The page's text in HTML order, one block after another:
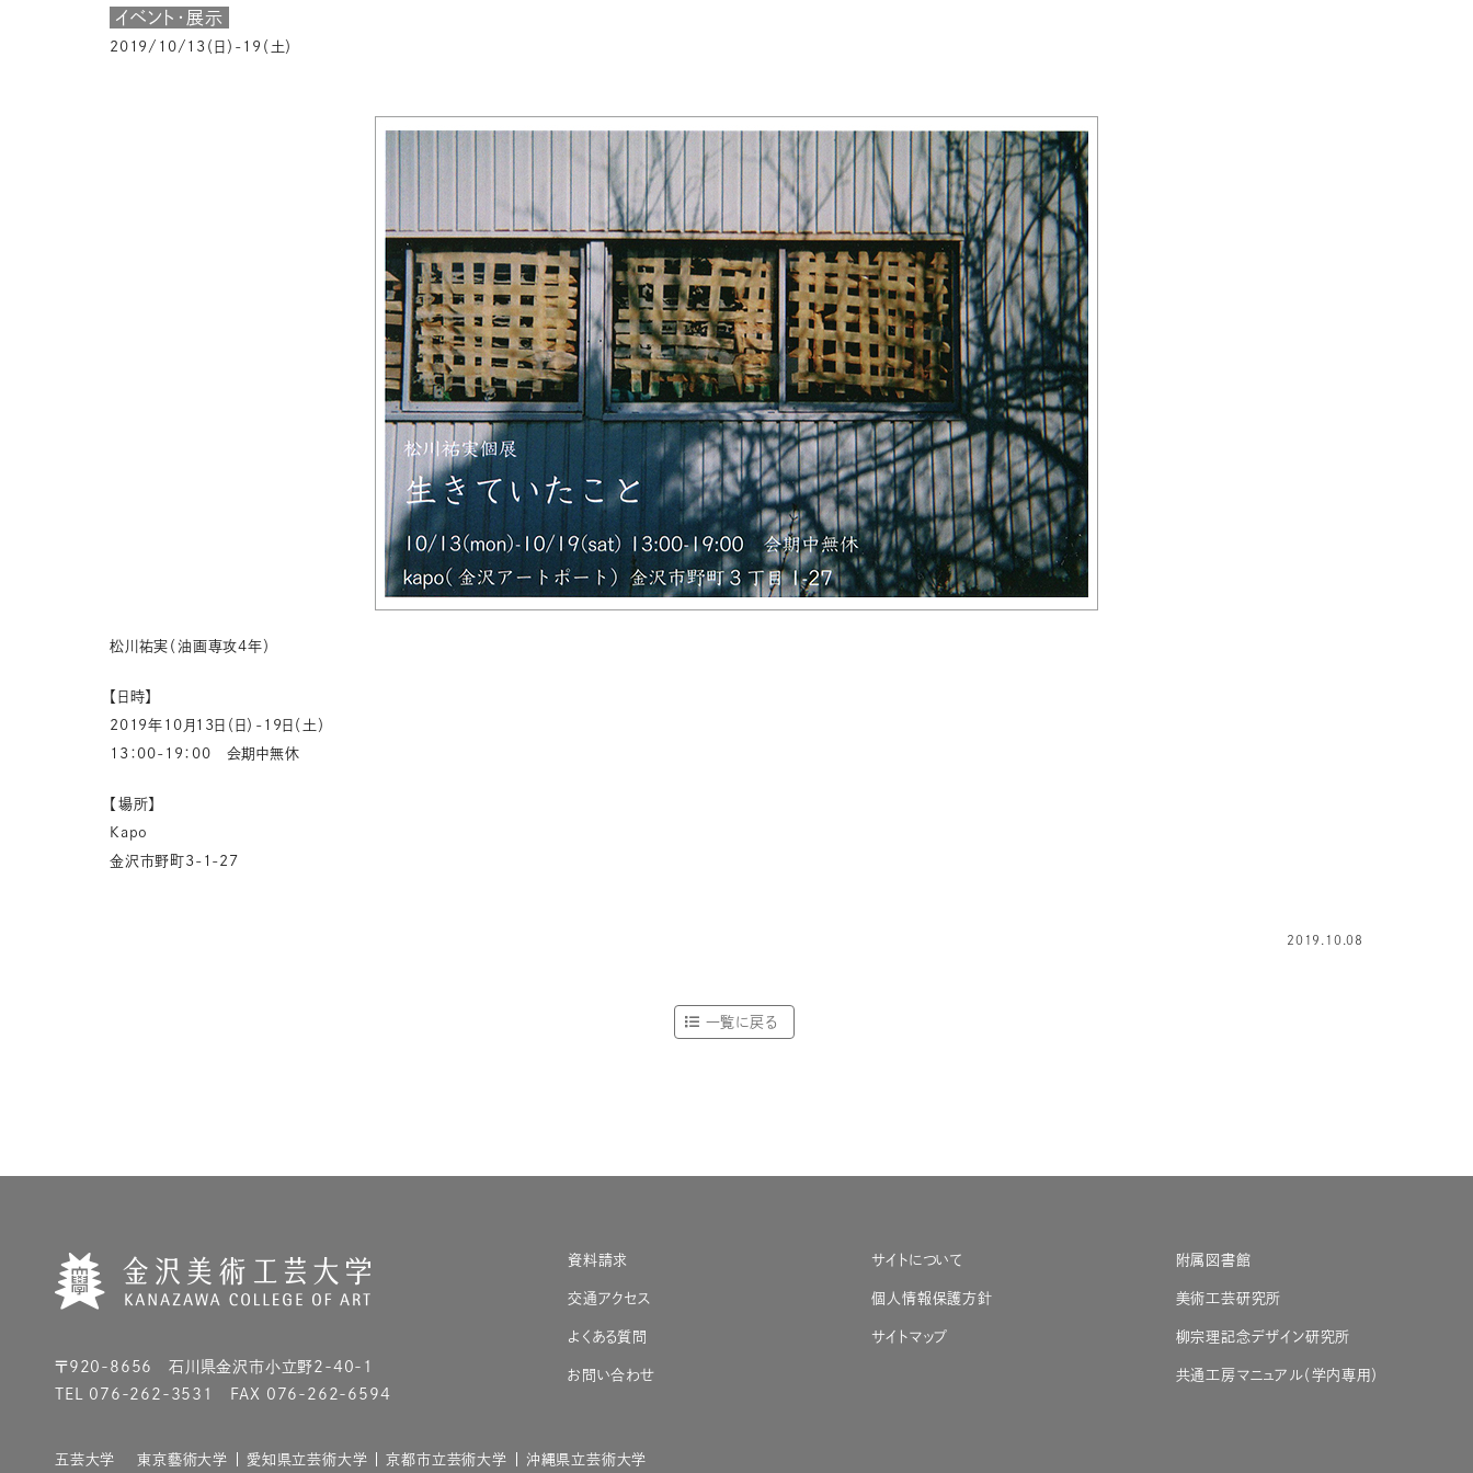
イベント・展示
2019/10/13（日）-19（土）
松川祐実（油画専攻4年）
【日時】
2019年10月13日（日）-19日（土）
13：00-19：00 会期中無休
【場所】
Kapo
金沢市野町3-1-27
2019.10.08
一覧に戻る
〒920-8656 石川県金沢市小立野2-40-1
TEL 076-262-3531 FAX 076-262-6594
資料請求
交通アクセス
よくある質問
お問い合わせ
サイトについて
個人情報保護方針
サイトマップ
附属図書館
美術工芸研究所
柳宗理記念デザイン研究所
共通工房マニュアル（学内専用）
五芸大学 東京藝術大学 愛知県立芸術大学 京都市立芸術大学 沖縄県立芸術大学